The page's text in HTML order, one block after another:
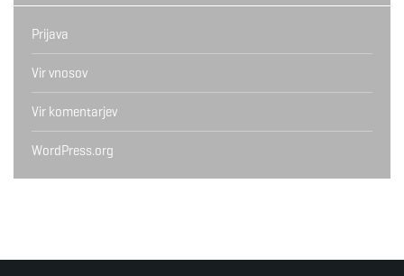
Prijava
Vir vnosov
Vir komentarjev
WordPress.org